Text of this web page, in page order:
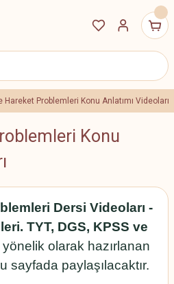
Hareket Problemleri Konu Anlatımı Videoları
Konu
Dersi Videoları -
TYT, DGS, KPSS ve
olarak hazırlanan
sayfada paylaşılacaktır.